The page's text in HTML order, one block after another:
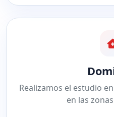
Realizamos el estudio
en las